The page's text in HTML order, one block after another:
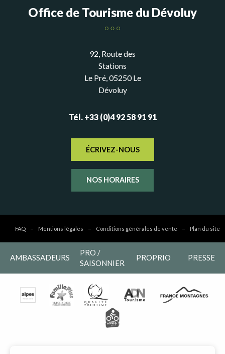
Office de Tourisme du Dévoluy
92, Route des
Stations
Le Pré, 05250 Le
Dévoluy
Tél. +33 (0)4 92 58 91 91
ÉCRIVEZ-NOUS
NOS HORAIRES
FAQ Mentions légales Conditions générales de vente Plan du site
AMBASSADEURS
PRO /
SAISONNIER
PROPRIO PRESSE